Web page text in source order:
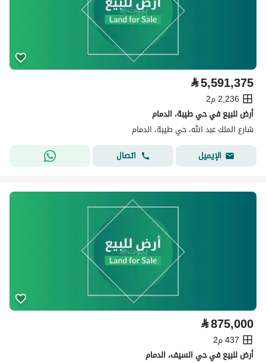
⃁5,591,375
2,236 م2
أرض للبيع في حي طيبة، الدمام
شارع الملك عبد الله، حي طيبة، الدمام
الإيميل
اتصال
⃁875,000
437 م2
أرض للبيع في حي السيف، الدمام